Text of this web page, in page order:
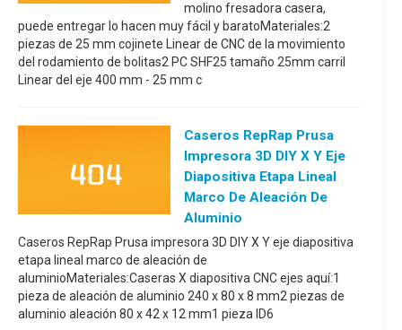
molino fresadora casera,
puede entregar lo hacen muy fácil y baratoMateriales:2
piezas de 25 mm cojinete Linear de CNC de la movimiento
del rodamiento de bolitas2 PC SHF25 tamaño 25mm carril
Linear del eje 400 mm - 25 mm c
Caseros RepRap Prusa
Impresora 3D DIY X Y Eje
Diapositiva Etapa Lineal
Marco De Aleación De
Aluminio
Caseros RepRap Prusa impresora 3D DIY X Y eje diapositiva
etapa lineal marco de aleación de
aluminioMateriales:Caseras X diapositiva CNC ejes aquí:1
pieza de aleación de aluminio 240 x 80 x 8 mm2 piezas de
aluminio aleación 80 x 42 x 12 mm1 pieza ID6